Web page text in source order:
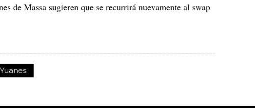
de Massa sugieren que se recurrirá nuevamente al swap
Yuanes